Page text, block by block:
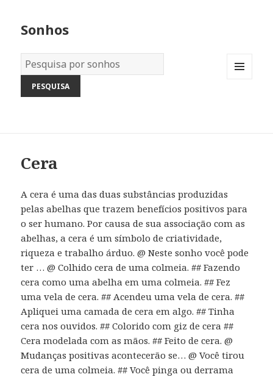
Sonhos
Dicionário
dos
Sonhos:
Cera
A cera é uma das duas substâncias produzidas
pelas abelhas que trazem benefícios positivos para
o ser humano. Por causa de sua associação com as
abelhas, a cera é um símbolo de criatividade,
riqueza e trabalho árduo. @ Neste sonho você pode
ter … @ Colhido cera de uma colmeia. ## Fazendo
cera como uma abelha em uma colmeia. ## Fez
uma vela de cera. ## Acendeu uma vela de cera. ##
Apliquei uma camada de cera em algo. ## Tinha
cera nos ouvidos. ## Colorido com giz de cera ##
Cera modelada com as mãos. ## Feito de cera. @
Mudanças positivas acontecerão se… @ Você tirou
cera de uma colmeia. ## Você pinga ou derrama